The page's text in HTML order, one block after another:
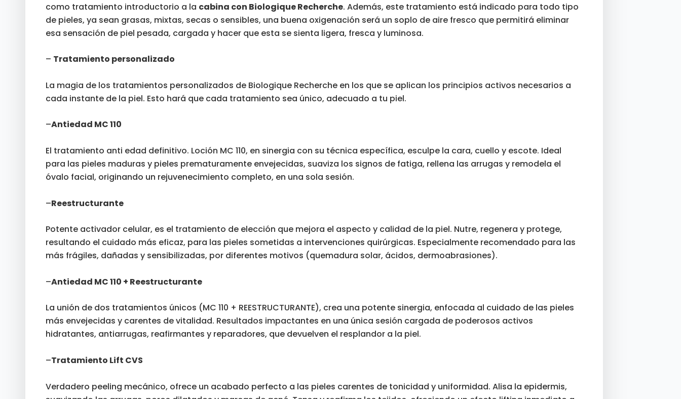
como tratamiento introductorio a la cabina con Biologique Recherche. Además, este tratamiento está indicado para todo tipo
de pieles, ya sean grasas, mixtas, secas o sensibles, una buena oxigenación será un soplo de aire fresco que permitirá eliminar
esa sensación de piel pesada, cargada y hacer que esta se sienta ligera, fresca y luminosa.
– Tratamiento personalizado
La magia de los tratamientos personalizados de Biologique Recherche en los que se aplican los principios activos necesarios a
cada instante de la piel. Esto hará que cada tratamiento sea único, adecuado a tu piel.
–Antiedad MC 110
El tratamiento anti edad definitivo. Loción MC 110, en sinergia con su técnica específica, esculpe la cara, cuello y escote. Ideal
para las pieles maduras y pieles prematuramente envejecidas, suaviza los signos de fatiga, rellena las arrugas y remodela el
óvalo facial, originando un rejuvenecimiento completo, en una sola sesión.
–Reestructurante
Potente activador celular, es el tratamiento de elección que mejora el aspecto y calidad de la piel. Nutre, regenera y protege,
resultando el cuidado más eficaz, para las pieles sometidas a intervenciones quirúrgicas. Especialmente recomendado para las
más frágiles, dañadas y sensibilizadas, por diferentes motivos (quemadura solar, ácidos, dermoabrasiones).
–Antiedad MC 110 + Reestructurante
La unión de dos tratamientos únicos (MC 110 + REESTRUCTURANTE), crea una potente sinergia, enfocada al cuidado de las pieles
más envejecidas y carentes de vitalidad. Resultados impactantes en una única sesión cargada de poderosos activos
hidratantes, antiarrugas, reafirmantes y reparadores, que devuelven el resplandor a la piel.
–Tratamiento Lift CVS
Verdadero peeling mecánico, ofrece un acabado perfecto a las pieles carentes de tonicidad y uniformidad. Alisa la epidermis,